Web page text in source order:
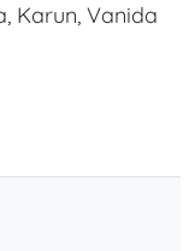
Karun, Vanida